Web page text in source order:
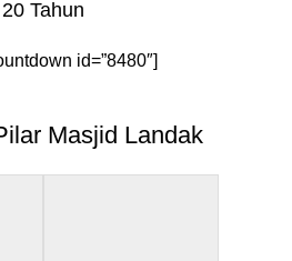
20 Tahun
id=”8480″]
Masjid Landak